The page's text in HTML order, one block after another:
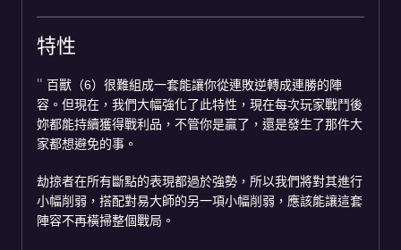
特性
百獸（6）很難組成一套能讓你從連敗逆轉成連勝的陣
容。但現在，我們大幅強化了此特性，現在每次玩家戰鬥後
妳都能持續獲得戰利品，不管你是贏了，還是發生了那件大
家都想避免的事。
劫掠者在所有斷點的表現都過於強勢，所以我們將對其進行
小幅削弱，搭配對易大師的另一項小幅削弱，應該能讓這套
陣容不再橫掃整個戰局。